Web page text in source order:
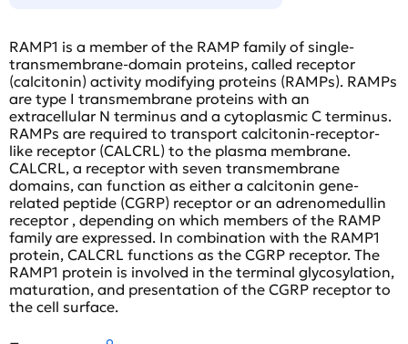
RAMP1 is a member of the RAMP family of single-
transmembrane-domain proteins, called receptor
(calcitonin) activity modifying proteins (RAMPs). RAMPs
are type I transmembrane proteins with an
extracellular N terminus and a cytoplasmic C terminus.
RAMPs are required to transport calcitonin-receptor-
like receptor (CALCRL) to the plasma membrane.
CALCRL, a receptor with seven transmembrane
domains, can function as either a calcitonin gene-
related peptide (CGRP) receptor or an adrenomedullin
receptor , depending on which members of the RAMP
family are expressed. In combination with the RAMP1
protein, CALCRL functions as the CGRP receptor. The
RAMP1 protein is involved in the terminal glycosylation,
maturation, and presentation of the CGRP receptor to
the cell surface.